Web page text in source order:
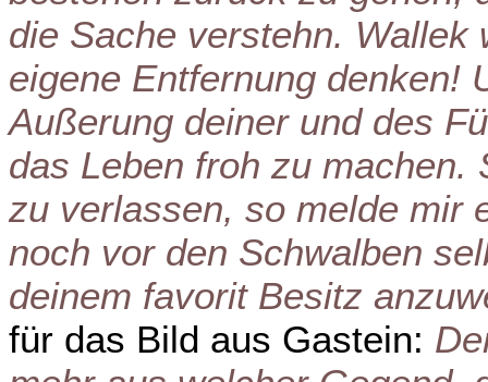
die Sache verstehn.
eigene Entfernung denken!
Außerung deiner und des
das Leben froh zu machen.
zu verlassen, so melde mir
noch vor den Schwalben
deinem favorit Besitz
für das Bild aus Gastein: